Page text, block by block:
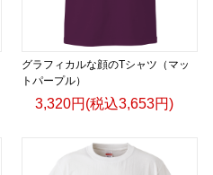
グラフィカルな顔のTシャツ（マッ
トパープル）
3,320円(税込3,653円)